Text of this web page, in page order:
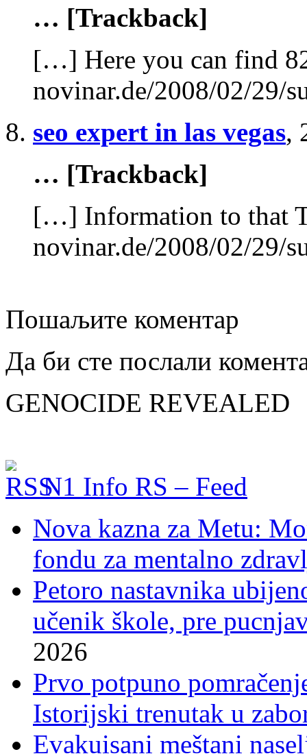
… [Trackback]
[…] Here you can find
novinar.de/2008/02/29/
seo expert in las vegas,
… [Trackback]
[…] Information to that
novinar.de/2008/02/29/
Пошаљите коментар
Да би сте послали
GENOCIDE REVEALED
N1 Info RS – Feed
Nova kazna za Metu:
fondu za mentalno
Petoro nastavnika
učenik škole, pre
2026
Prvo potpuno
Istorijski trenutak u
Evakuisani meštani